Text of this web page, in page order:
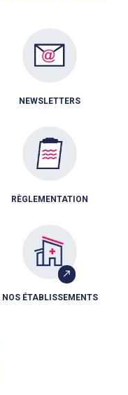
NEWSLETTERS
RÈGLEMENTATION
NOS ÉTABLISSEMENTS